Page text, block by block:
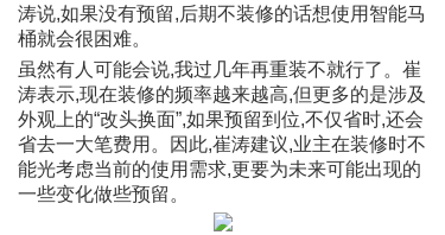
涛说,如果没有预留,后期不装修的话想使用智能马
桶就会很困难。
虽然有人可能会说,我过几年再重装不就行了。崔
涛表示,现在装修的频率越来越高,但更多的是涉及
外观上的“改头换面”,如果预留到位,不仅省时,还会
省去一大笔费用。因此,崔涛建议,业主在装修时不
能光考虑当前的使用需求,更要为未来可能出现的
一些变化做些预留。